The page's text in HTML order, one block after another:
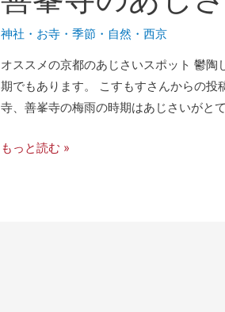
神社・お寺 ・季節 ・ 自然 ・西京
オススメの京都のあじさいスポット 鬱
期でもあります。 こすもすさんからの
寺、善峯寺の梅雨の時期はあじさいがと
もっと読む »